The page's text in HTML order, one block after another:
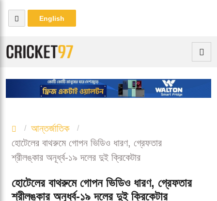
English
আন্তর্জাতিক
হোটেলের বাথরুমে গোপন ভিডিও ধারণ, গ্রেফতার
শ্রীলঙ্কার অনূর্ধ্ব-১৯ দলের দুই ক্রিকেটার
হোটেলের বাথরুমে গোপন ভিডিও ধারণ, গ্রেফতার
শ্রীলঙ্কার অনূর্ধ্ব-১৯ দলের দুই ক্রিকেটার